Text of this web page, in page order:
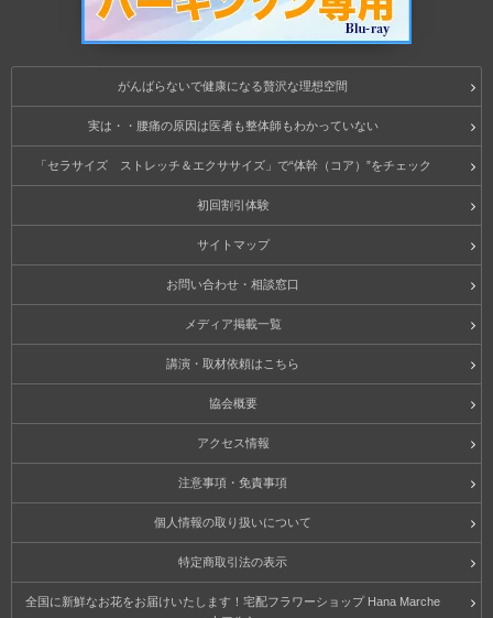
がんばらないで健康になる贅沢な理想空間
実は・・腰痛の原因は医者も整体師もわかっていない
「セラサイズ ストレッチ＆エクササイズ」で“体幹（コア）”をチェック
初回割引体験
サイトマップ
お問い合わせ・相談窓口
メディア掲載一覧
講演・取材依頼はこちら
協会概要
アクセス情報
注意事項・免責事項
個人情報の取り扱いについて
特定商取引法の表示
全国に新鮮なお花をお届けいたします！宅配フラワーショップ Hana Marche